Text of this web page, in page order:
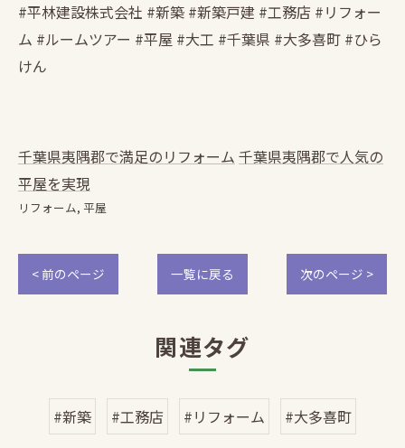
#平林建設株式会社 #新築 #新築戸建 #工務店 #リフォー
ム #ルームツアー #平屋 #大工 #千葉県 #大多喜町 #ひら
けん
千葉県夷隅郡で満足のリフォーム 千葉県夷隅郡で人気の
平屋を実現
リフォーム 平屋
< 前のページ 一覧に戻る 次のページ >
関連タグ
#新築 #工務店 #リフォーム #大多喜町